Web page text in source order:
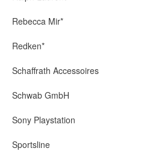
Rebecca Mir*
Redken*
Schaffrath Accessoires
Schwab GmbH
Sony Playstation
Sportsline